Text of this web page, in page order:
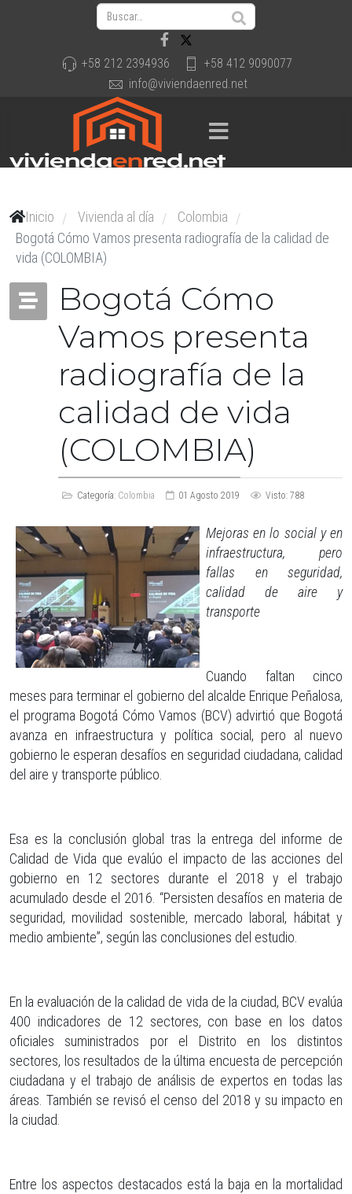
+58 212 2394936
+58 412 9090077
info@viviendaenred.net
Inicio / Vivienda al día / Colombia /
Bogotá Cómo Vamos presenta radiografía de la calidad de
vida (COLOMBIA)
Bogotá Cómo
Vamos presenta
radiografía de la
calidad de vida
(COLOMBIA)
Categoría: Colombia 01 Agosto 2019 Visto: 788
Mejoras en lo social y en
infraestructura, pero
fallas en seguridad,
calidad de aire y
transporte
Cuando faltan cinco
meses para terminar el gobierno del alcalde Enrique Peñalosa,
el programa Bogotá Cómo Vamos (BCV) advirtió que Bogotá
avanza en infraestructura y política social, pero al nuevo
gobierno le esperan desafíos en seguridad ciudadana, calidad
del aire y transporte público.
Esa es la conclusión global tras la entrega del informe de
Calidad de Vida que evalúo el impacto de las acciones del
gobierno en 12 sectores durante el 2018 y el trabajo
acumulado desde el 2016. “Persisten desafíos en materia de
seguridad, movilidad sostenible, mercado laboral, hábitat y
medio ambiente”, según las conclusiones del estudio.
En la evaluación de la calidad de vida de la ciudad, BCV evalúa
400 indicadores de 12 sectores, con base en los datos
oficiales suministrados por el Distrito en los distintos
sectores, los resultados de la última encuesta de percepción
ciudadana y el trabajo de análisis de expertos en todas las
áreas. También se revisó el censo del 2018 y su impacto en
la ciudad.
Entre los aspectos destacados está la baja en la mortalidad